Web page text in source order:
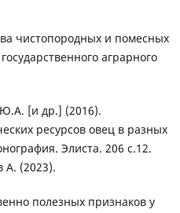
чистопородных и помесных
аграрного
[и др.] (2016).
ресурсов овец в разных
Элиста. 206 с.12.
А. (2023).
полезных признаков у